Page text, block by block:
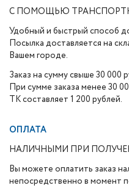
С ПОМОЩЬЮ
Удобный и быстрый способ
Посылка доставляется на
Вашем городе.
Заказ на сумму свыше 30 000
При сумме заказа менее 30
ТК составляет 1 200 рублей.
ОПЛАТА
НАЛИЧНЫМИ ПРИ
Вы можете оплатить заказ
непосредственно в момент